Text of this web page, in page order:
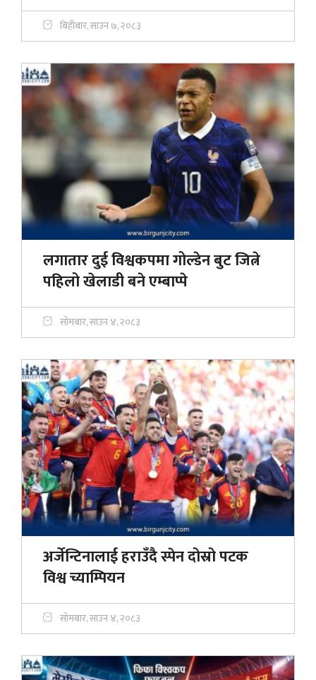
बिहीबार, साउन ७, २०८३
लगातार दुई विश्वकपमा गोल्डेन बुट जित्ने
पहिलो खेलाडी बने एम्बाप्पे
सोमबार, साउन ४, २०८३
अर्जेन्टिनालाई हराउँदै स्पेन दोस्रो पटक
विश्व च्याम्पियन
सोमबार, साउन ४, २०८३